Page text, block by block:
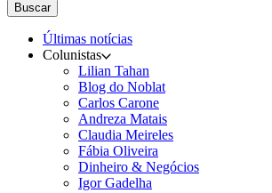
Buscar
Últimas notícias
Colunistas
Lilian Tahan
Blog do Noblat
Carlos Carone
Andreza Matais
Claudia Meireles
Fábia Oliveira
Dinheiro & Negócios
Igor Gadelha